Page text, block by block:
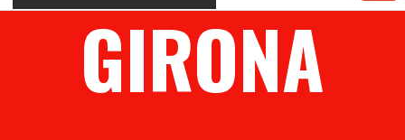
GIRONA